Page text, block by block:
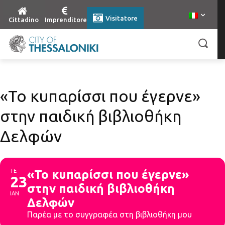
Cittadino Imprenditore Visitatore
«Το κυπαρίσσι που έγερνε»
στην παιδική βιβλιοθήκη
Δελφών
ΤΕ
23
ΙΑΝ
«Το κυπαρίσσι που έγερνε»
στην παιδική βιβλιοθήκη
Δελφών
Παρέα με το συγγραφέα στη βιβλιοθήκη μου